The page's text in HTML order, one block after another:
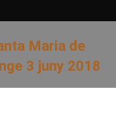
Maria de
3 juny 2018